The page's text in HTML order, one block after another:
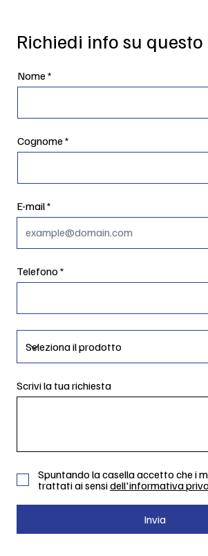
Richiedi info su
Nome
Cognome
E-mail
Telefono
Scrivi la tua richiesta
Spuntando la casella accetto che i
trattati ai sensidell'informativa
Invia